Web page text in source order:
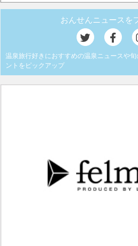
おんせんニュースを
温泉旅行好きにおすすめの温泉ニュースや
ントをピックアップ